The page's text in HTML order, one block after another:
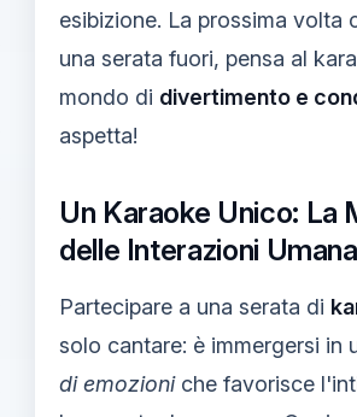
esibizione. La prossima volta
una serata fuori, pensa al
mondo di divertimento e
aspetta!
Un Karaoke Unico: La
delle Interazioni
Partecipare a una serata di
solo cantare: è immergersi in
di emozioniche favorisce